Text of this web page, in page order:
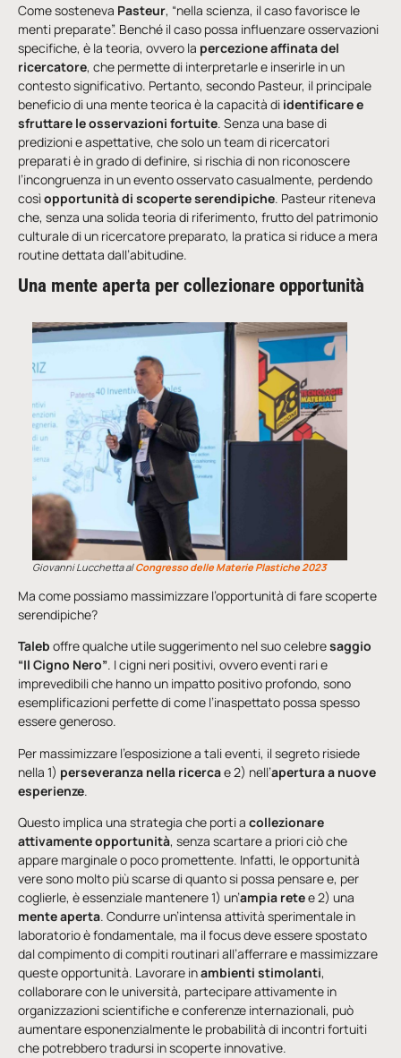
Come sosteneva Pasteur, “nella scienza, il caso favorisce le
menti preparate”. Benché il caso possa influenzare osservazioni
specifiche, è la teoria, ovvero la percezione affinata del
ricercatore, che permette di interpretarle e inserirle in un
contesto significativo. Pertanto, secondo Pasteur, il principale
beneficio di una mente teorica è la capacità di identificare e
sfruttare le osservazioni fortuite. Senza una base di
predizioni e aspettative, che solo un team di ricercatori
preparati è in grado di definire, si rischia di non riconoscere
l’incongruenza in un evento osservato casualmente, perdendo
cosìopportunità di scoperte serendipiche. Pasteur riteneva
che, senza una solida teoria di riferimento, frutto del patrimonio
culturale di un ricercatore preparato, la pratica si riduce a mera
routine dettata dall’abitudine.
Una mente aperta per collezionare opportunità
Giovanni Lucchetta alCongresso delle Materie Plastiche 2023
Ma come possiamo massimizzare l’opportunità di fare scoperte
serendipiche?
Taleb offre qualche utile suggerimento nel suo celebresaggio
“Il Cigno Nero”. I cigni neri positivi, ovvero eventi rari e
imprevedibili che hanno un impatto positivo profondo, sono
esemplificazioni perfette di come l’inaspettato possa spesso
essere generoso.
Per massimizzare l’esposizione a tali eventi, il segreto risiede
nella 1) perseveranza nella ricercae 2) nell’apertura a nuove
esperienze.
Questo implica una strategia che porti a collezionare
attivamente opportunità, senza scartare a priori ciò che
appare marginale o poco promettente. Infatti, le opportunità
vere sono molto più scarse di quanto si possa pensare e, per
coglierle, è essenziale mantenere 1) un’ampia retee 2) una
mente aperta. Condurre un’intensa attività sperimentale in
laboratorio è fondamentale, ma il focus deve essere spostato
dal compimento di compiti routinari all’afferrare e massimizzare
queste opportunità. Lavorare inambienti stimolanti,
collaborare con le università, partecipare attivamente in
organizzazioni scientifiche e conferenze internazionali, può
aumentare esponenzialmente le probabilità di incontri fortuiti
che potrebbero tradursi in scoperte innovative.